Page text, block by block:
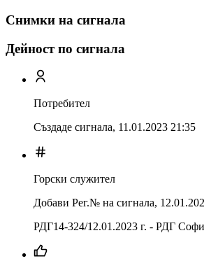
Снимки на сигнала
Дейност по сигнала
Потребител
Създаде сигнала, 11.01.2023 21:35
Горски служител
Добави Рег.№ на сигнала,
РДГ14-324/12.01.2023 г. - РДГ